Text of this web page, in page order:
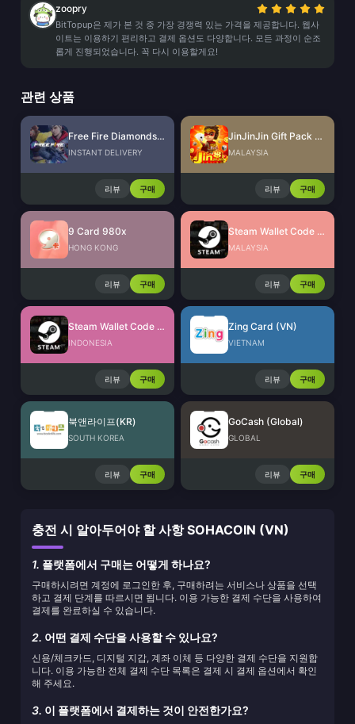
zoopry
BitTopup은 제가 본 것 중 가장 경쟁력 있는 가격을 제공합니다. 웹사
이트는 이용하기 편리하고 결제 옵션도 다양합니다. 모든 과정이 순조
롭게 진행되었습니다. 꼭 다시 이용할게요!
관련 상품
Free Fire Diamonds EU + TR
INSTANT DELIVERY
리뷰 구매
JinJinJin Gift Pack Redeem Code
MALAYSIA
리뷰 구매
9 Card 980x
HONG KONG
리뷰 구매
Steam Wallet Code (MYR)
MALAYSIA
리뷰 구매
Steam Wallet Code (IDR)
INDONESIA
리뷰 구매
Zing Card (VN)
VIETNAM
리뷰 구매
북앤라이프(KR)
SOUTH KOREA
리뷰 구매
GoCash (Global)
GLOBAL
리뷰 구매
충전 시 알아두어야 할 사항 SOHACOIN (VN)
1. 플랫폼에서 구매는 어떻게 하나요?
구매하시려면 계정에 로그인한 후, 구매하려는 서비스나 상품을 선택
하고 결제 단계를 따르시면 됩니다. 이용 가능한 결제 수단을 사용하여
결제를 완료하실 수 있습니다.
2. 어떤 결제 수단을 사용할 수 있나요?
신용/체크카드, 디지털 지갑, 계좌 이체 등 다양한 결제 수단을 지원합
니다. 이용 가능한 전체 결제 수단 목록은 결제 시 결제 옵션에서 확인
해 주세요.
3. 이 플랫폼에서 결제하는 것이 안전한가요?